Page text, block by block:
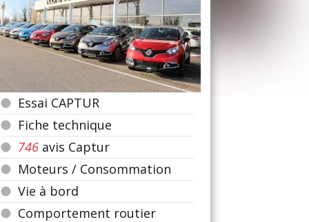
Essai CAPTUR
Fiche technique
746 avis Captur
Moteurs / Consommation
Vie à bord
Comportement routier